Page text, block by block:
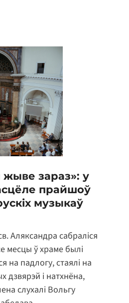
зараз»: у
прайшоў
музыкаў
Аляксандра сабраліся
месцы ў храме былі
на падлогу, стаялі на
дзвярэй і натхнёна,
слухалі Вольгу